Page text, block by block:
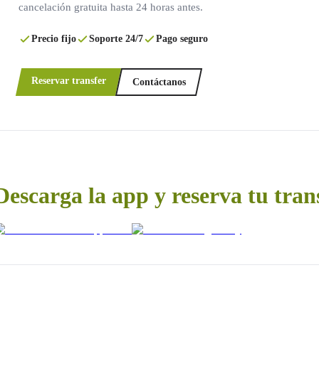
cancelación gratuita hasta 24 horas antes.
Precio fijo Soporte 24/7 Pago seguro
Reservar transfer Contáctanos
la app y reserva tu